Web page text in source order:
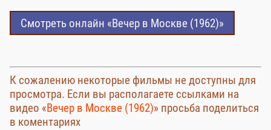
Смотреть онлайн «Вечер в Москве (1962)»
К сожалению некоторые фильмы не доступны для
просмотра. Если вы располагаете ссылками на
видео «Вечер в Москве (1962)» просьба поделиться
в коментариях